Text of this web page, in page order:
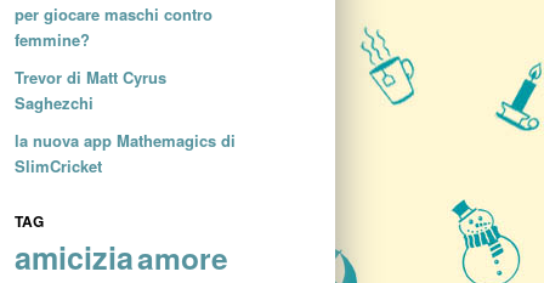
per giocare maschi contro
femmine?
Trevor di Matt Cyrus
Saghezchi
la nuova app Mathemagics di
SlimCricket
TAG
amiciziaamore